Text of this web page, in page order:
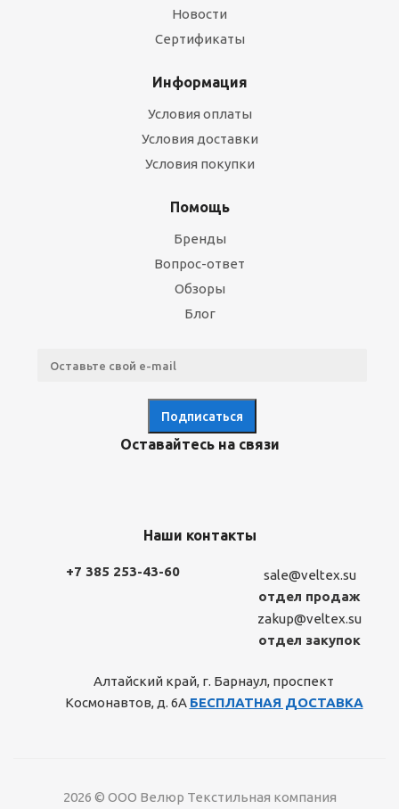
Новости
Сертификаты
Информация
Условия оплаты
Условия доставки
Условия покупки
Помощь
Бренды
Вопрос-ответ
Обзоры
Блог
Оставайтесь на связи
Наши контакты
+7 385 253-43-60
sale@veltex.su
отдел продаж
zakup@veltex.su
отдел закупок
Алтайский край, г. Барнаул, проспект
Космонавтов, д. 6А БЕСПЛАТНАЯ ДОСТАВКА
2026 © ООО Велюр Текстильная компания